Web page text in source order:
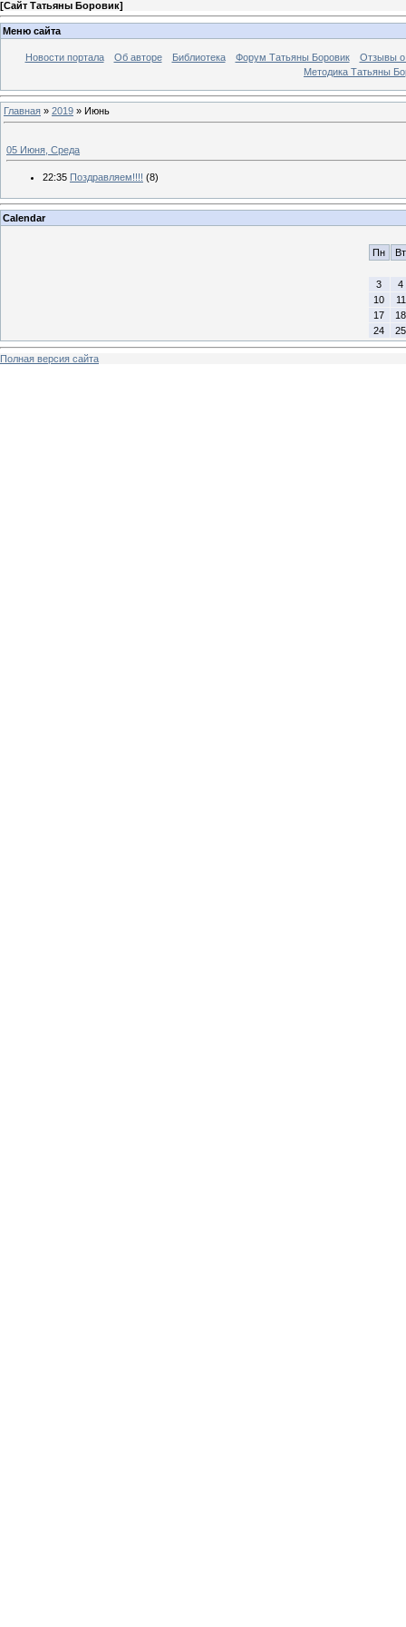
[Сайт Татьяны Боровик]
Меню сайта
Новости портала Об авторе Библиотека Форум Татьяны Боровик
Отзывы о
Методика Татьяны
Главная » 2019 » Июнь
05 Июня, Среда
22:35 Поздравляем!!!! (8)
Calendar
Пн Вт
3
4
10
11
17
18
24
25
Полная версия сайта